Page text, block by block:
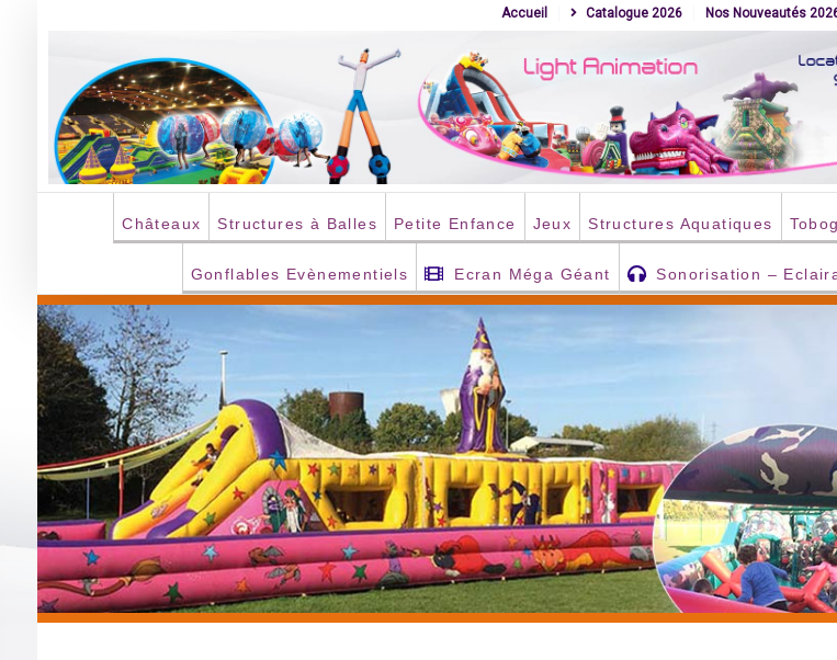
Accueil Catalogue 2026 Nos Nouveautés
Châteaux Structures à Balles Petite Enfance Jeux Structures Aquatiques
Gonflables Evènementiels Ecran Méga Géant Sonorisation –